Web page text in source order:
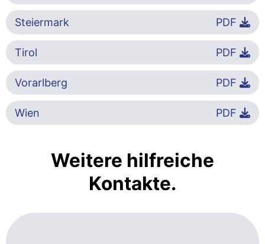
Steiermark PDF
Tirol PDF
Vorarlberg PDF
Wien PDF
Weitere hilfreiche
Kontakte.